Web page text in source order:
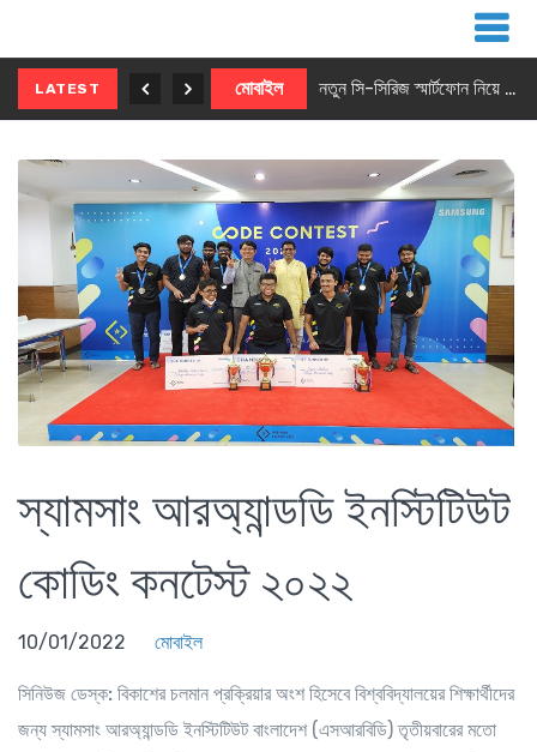
LATEST মোবাইল নতুন সি-সিরিজ স্মার্টফোন নিয়ে আসছে রিয়েলমি
স্যামসাং আরঅ্যান্ডডি ইনস্টিটিউট
কোডিং কনটেস্ট ২০২২
10/01/2022 মোবাইল
সিনিউজ ডেস্ক: বিকাশের চলমান প্রক্রিয়ার অংশ হিসেবে বিশ্ববিদ্যালয়ের শিক্ষার্থীদের
জন্য স্যামসাং আরঅ্যান্ডডি ইনস্টিটিউট বাংলাদেশ (এসআরবিডি) তৃতীয়বারের মতো